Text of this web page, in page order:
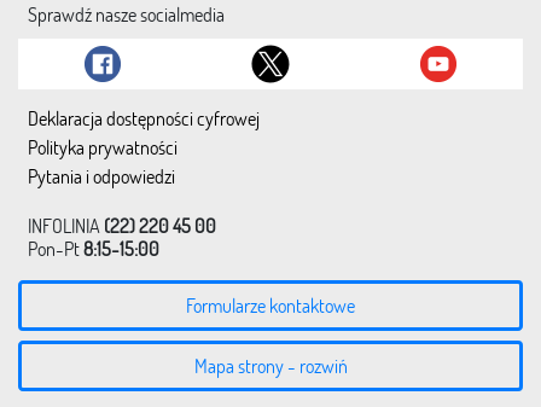
Sprawdź nasze socialmedia
Deklaracja dostępności cyfrowej
Polityka prywatności
Pytania i odpowiedzi
INFOLINIA (22) 220 45 00
Pon-Pt8:15-15:00
Formularze kontaktowe
Mapa strony - rozwiń